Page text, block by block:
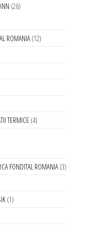
26
ROMANIA 12
TERMICE 4
FONDITAL ROMANIA 3
1